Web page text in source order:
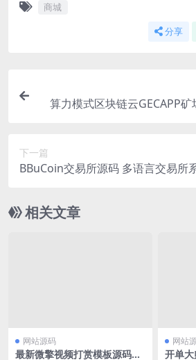
商城
分享
算力模式区块链云GECAPP
下一篇
BBuCoin交易所源码 多语言交易所
相关文章
网站源码
最新微擎视频打赏模板源码附
网站
开单